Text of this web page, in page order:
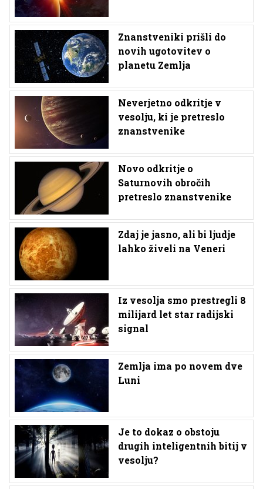
Znanstveniki prišli do
novih ugotovitev o
planetu Zemlja
Neverjetno odkritje v
vesolju, ki je pretreslo
znanstvenike
Novo odkritje o
Saturnovih obročih
pretreslo znanstvenike
Zdaj je jasno, ali bi ljudje
lahko živeli na Veneri
Iz vesolja smo prestregli 8
milijard let star radijski
signal
Zemlja ima po novem dve
Luni
Je to dokaz o obstoju
drugih inteligentnih bitij v
vesolju?